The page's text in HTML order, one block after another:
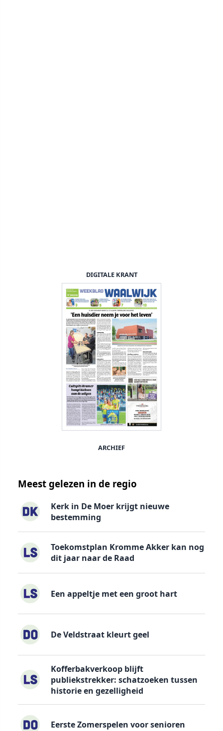
DIGITALE KRANT
ARCHIEF
Meest gelezen in de regio
Kerk in De Moer krijgt nieuwe
bestemming
Toekomstplan Kromme Akker kan nog
dit jaar naar de Raad
Een appeltje met een groot hart
De Veldstraat kleurt geel
Kofferbakverkoop blijft
publiekstrekker: schatzoeken tussen
historie en gezelligheid
Eerste Zomerspelen voor senioren